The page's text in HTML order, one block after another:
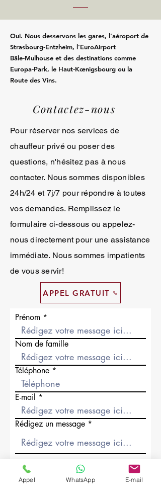
Oui. Nous desservons les gares, l’aéroport de
Strasbourg‑Entzheim, l’EuroAirport
Bâle‑Mulhouse et des destinations comme
Europa‑Park, le Haut‑Kœnigsbourg ou la
Route des Vins.
Contactez-nous
Pour réserver nos services de
chauffeur privé ou poser des
questions, n'hésitez pas à nous
contacter. Nous sommes disponibles
24h/24 et 7j/7 pour répondre à toutes
vos demandes. Remplissez le
formulaire ci-dessous ou appelez-
nous directement pour une assistance
immédiate. Nous sommes impatients
de vous servir!
APPEL GRATUIT
Prénom
Nom de famille
Téléphone
E-mail
Rédigez un message
Société
Appel WhatsApp E-mail